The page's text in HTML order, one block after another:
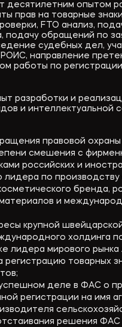
десятилетним опытом
прав на товарные
FTO анализ,
подачу обращений по
судебных дел,
направление
работы по
разработки и
и интеллектуальной
правовой охраны
смешения с
российских и
лидера по
бренда,
и
крупной
холдинга
лидера мирового
регистрацию товарных
успешном деле в ФАС о
регистрации на имя
решения ФАС